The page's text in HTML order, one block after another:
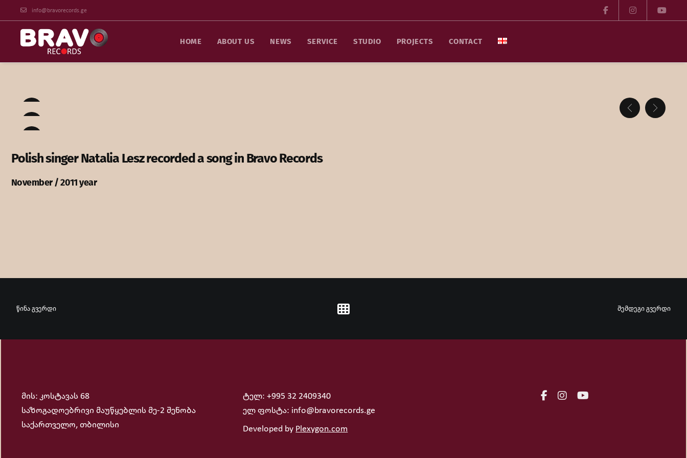
info@bravorecords.ge
HOME ABOUT US NEWS SERVICE STUDIO PROJECTS CONTACT
Polish singer Natalia Lesz recorded a song in Bravo Records
November / 2011 year
წინა გვერდი შემდეგი გვერდი
მის: კოსტავას 68
საზოგადოებრივი მაუწყებლის მე-2 შენობა
საქართველო, თბილისი
ტელ: +995 32 2409340
ელ ფოსტა: info@bravorecords.ge
Developed by Plexygon.com